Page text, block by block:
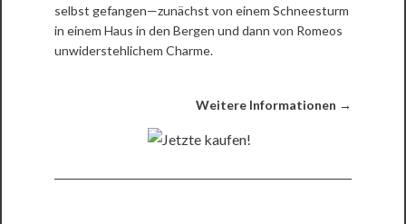
selbst gefangen—zunächst von einem Schneesturm
in einem Haus in den Bergen und dann von Romeos
unwiderstehlichem Charme.
Weitere Informationen →